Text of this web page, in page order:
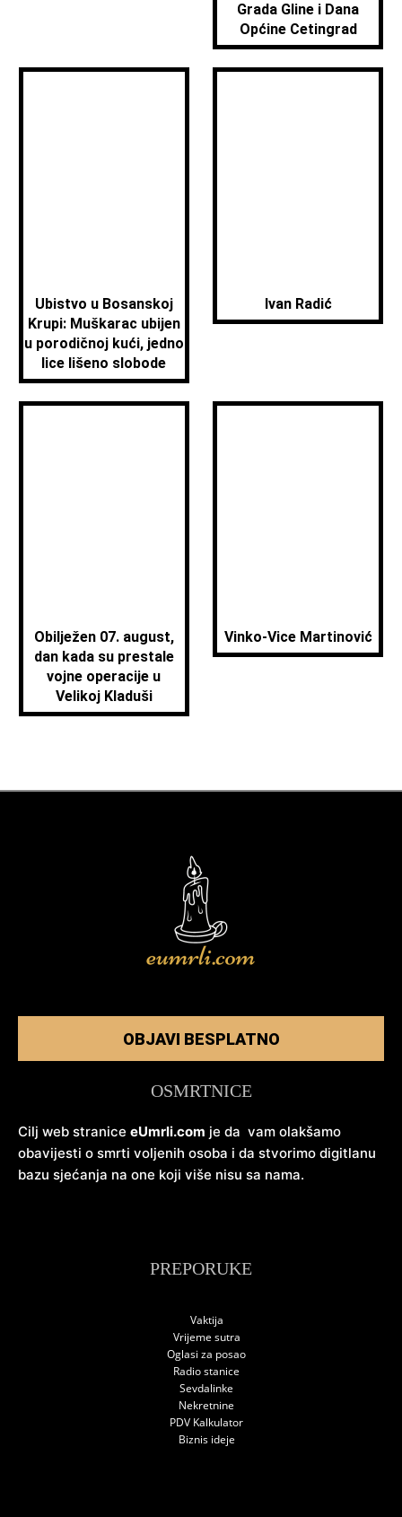
Grada Gline i Dana
Općine Cetingrad
Ubistvo u Bosanskoj
Krupi: Muškarac ubijen
u porodičnoj kući, jedno
lice lišeno slobode
Ivan Radić
Obilježen 07. august,
dan kada su prestale
vojne operacije u
Velikoj Kladuši
Vinko-Vice Martinović
OBJAVI BESPLATNO
OSMRTNICE
Cilj web stranice eUmrli.com je da vam olakšamo
obavijesti o smrti voljenih osoba i da stvorimo digitlanu
bazu sjećanja na one koji više nisu sa nama.
PREPORUKE
Vaktija
Vrijeme sutra
Oglasi za posao
Radio stanice
Sevdalinke
Nekretnine
PDV Kalkulator
Biznis ideje